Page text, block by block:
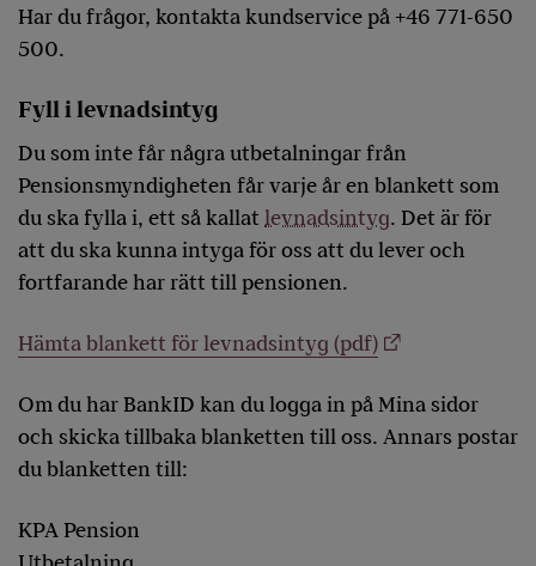
Har du frågor, kontakta kundservice på +46 771-650
500.
Fyll i levnadsintyg
Du som inte får några utbetalningar från
Pensionsmyndigheten får varje år en blankett som
du ska fylla i, ett så kallat levnadsintyg. Det är för
att du ska kunna intyga för oss att du lever och
fortfarande har rätt till pensionen.
Hämta blankett för levnadsintyg (pdf)
Om du har BankID kan du logga in på Mina sidor
och skicka tillbaka blanketten till oss. Annars postar
du blanketten till:
KPA Pension